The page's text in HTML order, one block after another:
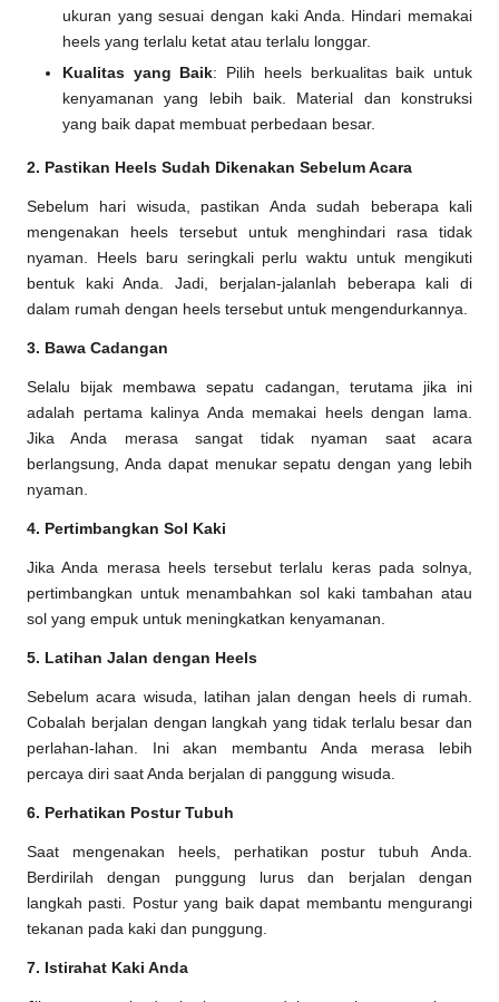
ukuran yang sesuai dengan kaki Anda. Hindari memakai
heels yang terlalu ketat atau terlalu longgar.
Kualitas yang Baik: Pilih heels berkualitas baik untuk
kenyamanan yang lebih baik. Material dan konstruksi
yang baik dapat membuat perbedaan besar.
2. Pastikan Heels Sudah Dikenakan Sebelum Acara
Sebelum hari wisuda, pastikan Anda sudah beberapa kali
mengenakan heels tersebut untuk menghindari rasa tidak
nyaman. Heels baru seringkali perlu waktu untuk mengikuti
bentuk kaki Anda. Jadi, berjalan-jalanlah beberapa kali di
dalam rumah dengan heels tersebut untuk mengendurkannya.
3. Bawa Cadangan
Selalu bijak membawa sepatu cadangan, terutama jika ini
adalah pertama kalinya Anda memakai heels dengan lama.
Jika Anda merasa sangat tidak nyaman saat acara
berlangsung, Anda dapat menukar sepatu dengan yang lebih
nyaman.
4. Pertimbangkan Sol Kaki
Jika Anda merasa heels tersebut terlalu keras pada solnya,
pertimbangkan untuk menambahkan sol kaki tambahan atau
sol yang empuk untuk meningkatkan kenyamanan.
5. Latihan Jalan dengan Heels
Sebelum acara wisuda, latihan jalan dengan heels di rumah.
Cobalah berjalan dengan langkah yang tidak terlalu besar dan
perlahan-lahan. Ini akan membantu Anda merasa lebih
percaya diri saat Anda berjalan di panggung wisuda.
6. Perhatikan Postur Tubuh
Saat mengenakan heels, perhatikan postur tubuh Anda.
Berdirilah dengan punggung lurus dan berjalan dengan
langkah pasti. Postur yang baik dapat membantu mengurangi
tekanan pada kaki dan punggung.
7. Istirahat Kaki Anda